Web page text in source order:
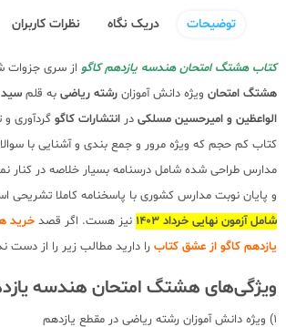
توضیحات دریک نگاه نظرات کاربران
کتاب هشتگ امتحان هندسه یازدهم کاگو از سری جزوات
هشتگ امتحان ویژه دانش آموزان رشته ریاضی به قلم
الواعظین و امیرحسین مسلکی در انتشارات کاگو گردآوری
کتاب کم حجم که ویژه مرور و جمع بندی و آشنایی با
مدارس طراحی شده شامل درسنامه بسیار خلاصه در کنار
و پایان نوبت مدارس کشوری با پاسخنامه کاملا
شامل آزمون نهایی خرداد 1403
نیز هست. اگر قصد خرید
یازدهم کاگو از عشق کتاب را دارید مطالب زیر را از دست
ویژگی‌های هشتگ امتحان هندسه
1) ویژه دانش آموزان رشته ریاضی در مقطع یازدهم